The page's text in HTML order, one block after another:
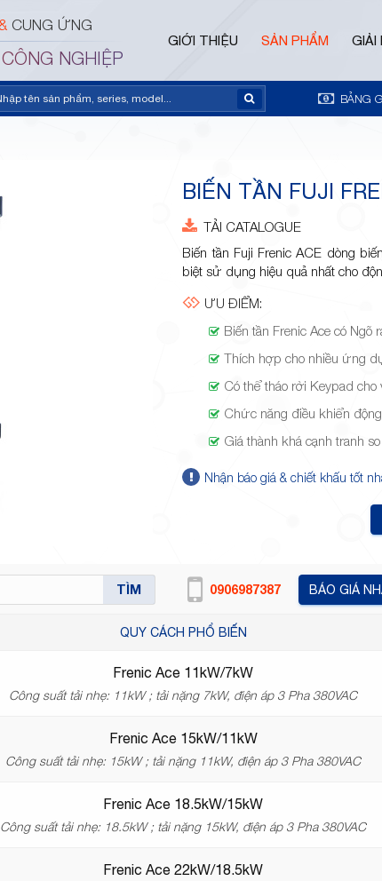
&CUNG ỨNG
NGHIỆP
GIỚI THIỆU SẢN PHẨM GIẢI
BẢNG
BIẾN TẦN FUJI
TẢI CATALOGUE
Biến tần Fuji Frenic ACE dòng
biệt sử dụng hiệu quả nhất cho
ƯU ĐIỂM:
Biến tần Frenic Ace có Ngõ
Thích hợp cho nhiều ứng
Có thể tháo rời Keypad
Chức năng điều khiển
Giá thành khá cạnh tranh
Nhận báo giá & chiết khấu tốt
TÌM 0906987387 BÁO GIÁ
QUY CÁCH PHỔ BIẾN
Frenic Ace 11kW/7kW
Công suất tải nhẹ: 11kW ; tải nặng 7kW, điện áp 3 Pha 380VAC
Frenic Ace 15kW/11kW
Công suất tải nhẹ: 15kW ; tải nặng 11kW, điện áp 3 Pha 380VAC
Frenic Ace 18.5kW/15kW
Công suất tải nhẹ: 18.5kW ; tải nặng 15kW, điện áp 3 Pha 380VAC
Frenic Ace 22kW/18.5kW